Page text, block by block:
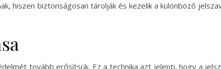
hiszen biztonságosan tárolják és kezelik a különböző
tovább erősítsük. Ez a technika azt jelenti, hogy a